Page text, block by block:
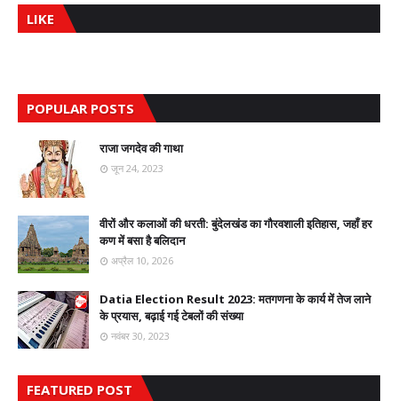
LIKE
POPULAR POSTS
राजा जगदेव की गाथा
जून 24, 2023
वीरों और कलाओं की धरती: बुंदेलखंड का गौरवशाली इतिहास, जहाँ हर
कण में बसा है बलिदान
अप्रैल 10, 2026
Datia Election Result 2023: मतगणना के कार्य में तेज लाने
के प्रयास, बढ़ाई गई टेबलों की संख्या
नवंबर 30, 2023
FEATURED POST